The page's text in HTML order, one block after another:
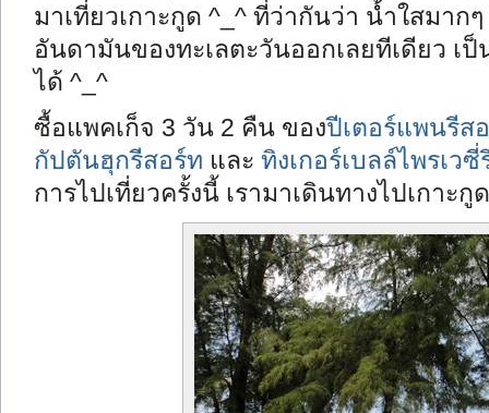
มาเที่ยวเกาะกูด ^_^ ที่ว่ากันว่า น้ำใสมาก
อันดามันของทะเลตะวันออกเลยทีเดียว เ
ได้ ^_^
ซื้อแพคเก็จ 3 วัน 2 คืน ของปีเตอร์แพนรีส
กัปตันฮุกรีสอร์ท และ ทิงเกอร์เบลล์ไพรเว
การไปเที่ยวครั้งนี้ เรามาเดินทางไปเกาะกู